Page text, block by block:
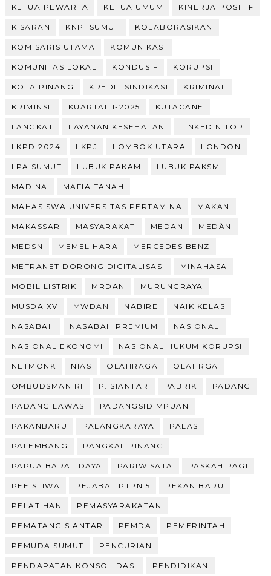
KETUA PEWARTA KETUA UMUM KINERJA POSITIF
KISARAN KNPI SUMUT KOLABORASIKAN
KOMISARIS UTAMA KOMUNIKASI
KOMUNITAS LOKAL KONDUSIF KORUPSI
KOTA PINANG KREDIT SINDIKASI KRIMINAL
KRIMINSL KUARTAL I-2025 KUTACANE
LANGKAT LAYANAN KESEHATAN LINKEDIN TOP
LKPD 2024 LKPJ LOMBOK UTARA LONDON
LPA SUMUT LUBUK PAKAM LUBUK PAKSM
MADINA MAFIA TANAH
MAHASISWA UNIVERSITAS PERTAMINA MAKAN
MAKASSAR MASYARAKAT MEDAN MEDÀN
MEDSN MEMELIHARA MERCEDES BENZ
METRANET DORONG DIGITALISASI MINAHASA
MOBIL LISTRIK MRDAN MURUNGRAYA
MUSDA XV MWDAN NABIRE NAIK KELAS
NASABAH NASABAH PREMIUM NASIONAL
NASIONAL EKONOMI NASIONAL HUKUM KORUPSI
NETMONK NIAS OLAHRAGA OLAHRGA
OMBUDSMAN RI P. SIANTAR PABRIK PADANG
PADANG LAWAS PADANGSIDIMPUAN
PAKANBARU PALANGKARAYA PALAS
PALEMBANG PANGKAL PINANG
PAPUA BARAT DAYA PARIWISATA PASKAH PAGI
PEEISTIWA PEJABAT PTPN 5 PEKAN BARU
PELATIHAN PEMASYARAKATAN
PEMATANG SIANTAR PEMDA PEMERINTAH
PEMUDA SUMUT PENCURIAN
PENDAPATAN KONSOLIDASI PENDIDIKAN